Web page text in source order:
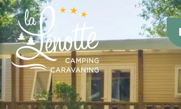
Panneau de gestion des cookies